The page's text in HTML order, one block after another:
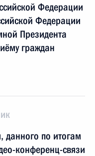
Федерации
Федерации
Президента
граждан
данного по итогам
конференц-связи